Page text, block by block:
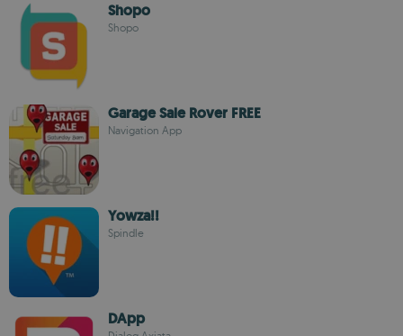
Shopo
Shopo
Garage Sale Rover FREE
Navigation App
Yowza!!
Spindle
DApp